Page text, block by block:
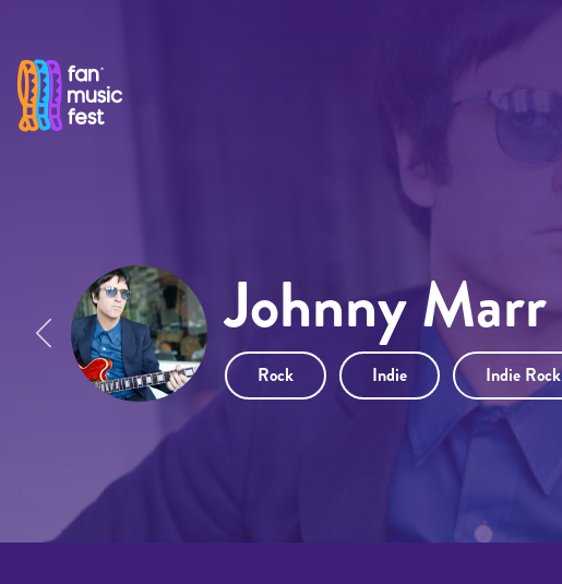
Johnny Marr
Rock Indie Indie Rock